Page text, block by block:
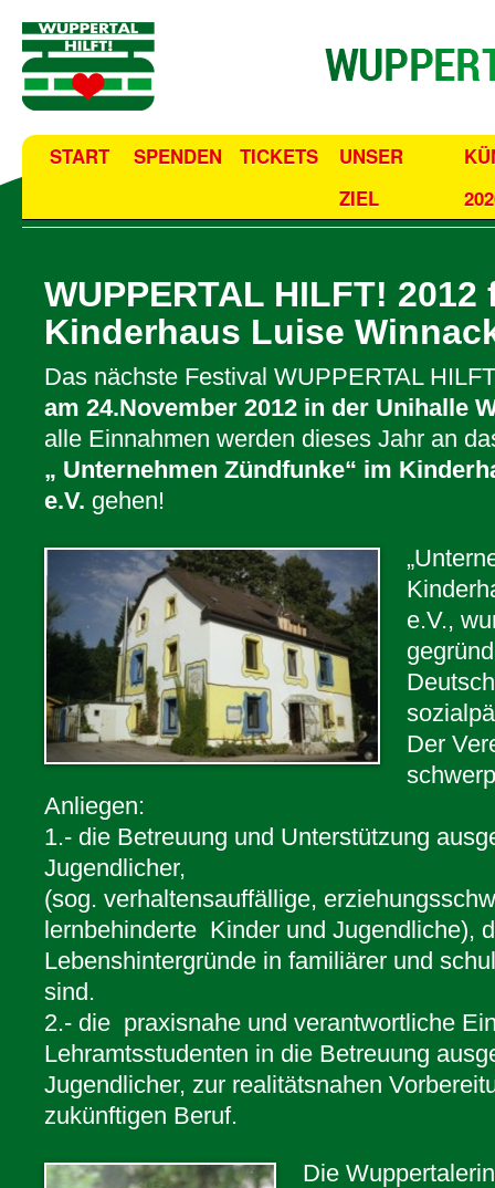
START SPENDEN TICKETS
UNSER
ZIEL
WUPPERTAL HILFT! 2012
Kinderhaus Luise
Das nächste Festival WUPPERTAL
am 24.November 2012 in der Unihalle
alle Einnahmen werden dieses Jahr an
„ Unternehmen Zündfunke“ im
e.V. gehen!
e.V.,
Der
Anliegen:
1.- die Betreuung und Unterstützung
Jugendlicher,
(sog. verhaltensauffällige,
lernbehinderte Kinder und Jugendliche),
Lebenshintergründe in familiärer und
sind.
2.- die praxisnahe und verantwortliche
Lehramtsstudenten in die Betreuung
Jugendlicher, zur realitätsnahen
zukünftigen Beruf.
Die